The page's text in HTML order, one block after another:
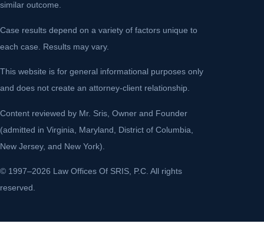
similar outcome.
Case results depend on a variety of factors unique to
each case. Results may vary.
This website is for general informational purposes only
and does not create an attorney-client relationship.
Content reviewed by Mr. Sris, Owner and Founder
(admitted in Virginia, Maryland, District of Columbia,
New Jersey, and New York).
© 1997–2026 Law Offices Of SRIS, P.C. All rights
reserved.